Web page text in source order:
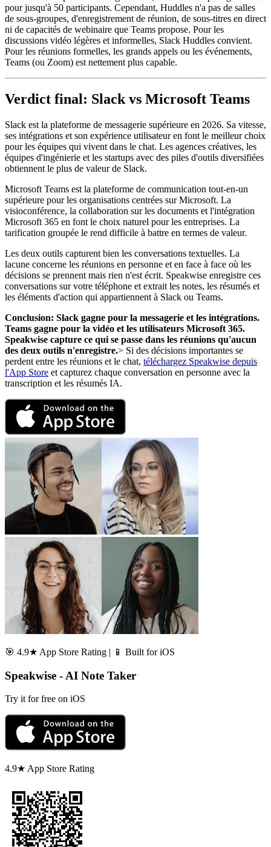
pour jusqu'à 50 participants. Cependant, Huddles n'a pas de salles
de sous-groupes, d'enregistrement de réunion, de sous-titres en direct
ni de capacités de webinaire que Teams propose. Pour les
discussions vidéo légères et informelles, Slack Huddles convient.
Pour les réunions formelles, les grands appels ou les événements,
Teams (ou Zoom) est nettement plus capable.
Verdict final: Slack vs Microsoft Teams
Slack est la plateforme de messagerie supérieure en 2026. Sa vitesse,
ses intégrations et son expérience utilisateur en font le meilleur choix
pour les équipes qui vivent dans le chat. Les agences créatives, les
équipes d'ingénierie et les startups avec des piles d'outils diversifiées
obtiennent le plus de valeur de Slack.
Microsoft Teams est la plateforme de communication tout-en-un
supérieure pour les organisations centrées sur Microsoft. La
visioconférence, la collaboration sur les documents et l'intégration
Microsoft 365 en font le choix naturel pour les entreprises. La
tarification groupée le rend difficile à battre en termes de valeur.
Les deux outils capturent bien les conversations textuelles. La
lacune concerne les réunions en personne et en face à face où les
décisions se prennent mais rien n'est écrit. Speakwise enregistre ces
conversations sur votre téléphone et extrait les notes, les résumés et
les éléments d'action qui appartiennent à Slack ou Teams.
Conclusion: Slack gagne pour la messagerie et les intégrations.
Teams gagne pour la vidéo et les utilisateurs Microsoft 365.
Speakwise capture ce qui se passe dans les réunions qu'aucun
des deux outils n'enregistre.> Si des décisions importantes se
perdent entre les réunions et le chat, téléchargez Speakwise depuis
l'App Store et capturez chaque conversation en personne avec la
transcription et les résumés IA.
🎯 4.9★ App Store Rating | 📱 Built for iOS
Speakwise - AI Note Taker
Try it for free on iOS
4.9★ App Store Rating